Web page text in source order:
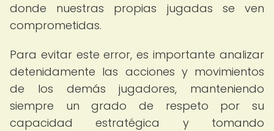
donde nuestras propias jugadas se ven
comprometidas.
Para evitar este error, es importante analizar
detenidamente las acciones y movimientos
de los demás jugadores, manteniendo
siempre un grado de respeto por su
capacidad estratégica y tomando